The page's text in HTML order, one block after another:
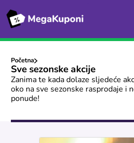
Početna
Sve sezonske akcije
Zanima te kada dolaze sljedeće
oko na sve sezonske rasprodaje i
ponude!